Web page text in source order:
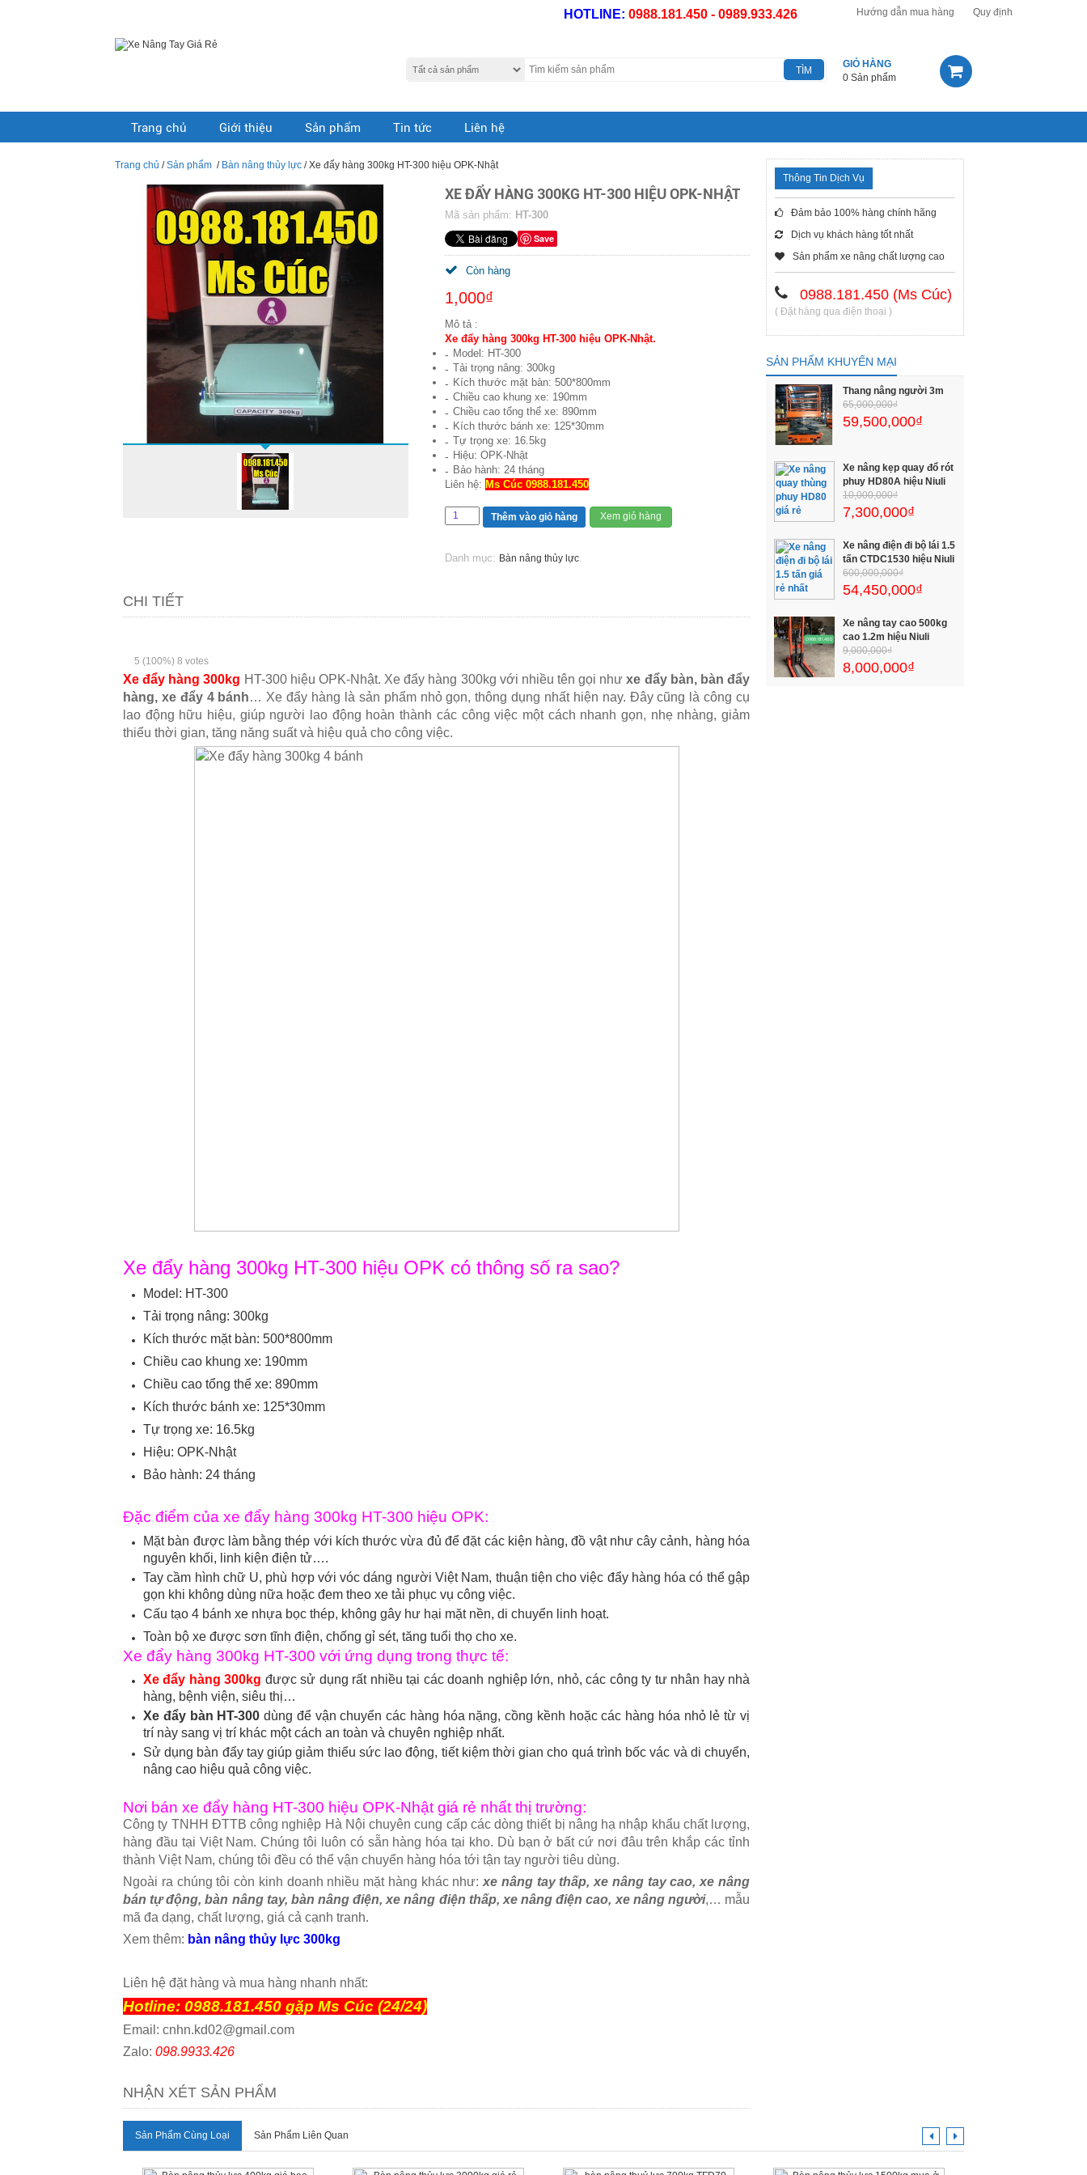
HOTLINE: 0988.181.450 - 0989.933.426 Hướng dẫn mua hàng Quy định
GIỎ HÀNG
0 Sản phẩm
Trang chủ Giới thiệu Sản phẩm Tin tức Liên hệ
Trang chủ /Sản phẩm / Bàn nâng thủy lực / Xe đẩy hàng 300kg HT-300 hiệu OPK-Nhật
XE ĐẨY HÀNG 300KG HT-300 HIỆU OPK-NHẬT
Mã sản phẩm: HT-300
Save
Còn hàng
1,000₫
Mô tả :
Xe đẩy hàng 300kg HT-300 hiệu OPK-Nhật.
Model: HT-300
Tải trọng nâng: 300kg
Kích thước mặt bàn: 500*800mm
Chiều cao khung xe: 190mm
Chiều cao tổng thể xe: 890mm
Kích thước bánh xe: 125*30mm
Tự trọng xe: 16.5kg
Hiệu: OPK-Nhật
Bảo hành: 24 tháng
Liên hệ: Ms Cúc 0988.181.450
Thêm vào giỏ hàng Xem giỏ hàng
Danh mục: Bàn nâng thủy lực.
CHI TIẾT
5 (100%) 8 votes
Xe đẩy hàng 300kg HT-300 hiệu OPK-Nhật. Xe đẩy hàng 300kg với nhiều tên gọi nhưxe đẩy bàn, bàn đẩy
hàng, xe đẩy 4 bánh… Xe đẩy hàng là sản phẩm nhỏ gọn, thông dụng nhất hiện nay. Đây cũng là công cụ
lao động hữu hiệu, giúp người lao động hoàn thành các công việc một cách nhanh gọn, nhẹ nhàng, giảm
thiểu thời gian, tăng năng suất và hiệu quả cho công việc.
Xe đẩy hàng 300kg HT-300 hiệu OPK có thông số ra sao?
Model: HT-300
Tải trọng nâng: 300kg
Kích thước mặt bàn: 500*800mm
Chiều cao khung xe: 190mm
Chiều cao tổng thể xe: 890mm
Kích thước bánh xe: 125*30mm
Tự trọng xe: 16.5kg
Hiệu: OPK-Nhật
Bảo hành: 24 tháng
Đặc điểm của xe đẩy hàng 300kg HT-300 hiệu OPK:
Mặt bàn được làm bằng thép với kích thước vừa đủ để đặt các kiện hàng, đồ vật như cây cảnh, hàng hóa
nguyên khối, linh kiện điện tử….
Tay cầm hình chữ U, phù hợp với vóc dáng người Việt Nam, thuận tiện cho việc đẩy hàng hóa có thể gập
gọn khi không dùng nữa hoặc đem theo xe tải phục vụ công việc.
Cấu tạo 4 bánh xe nhựa bọc thép, không gây hư hại mặt nền, di chuyển linh hoạt.
Toàn bộ xe được sơn tĩnh điện, chống gỉ sét, tăng tuổi thọ cho xe.
Xe đẩy hàng 300kg HT-300 với ứng dụng trong thực tế:
Xe đẩy hàng 300kg được sử dụng rất nhiều tại các doanh nghiệp lớn, nhỏ, các công ty tư nhân hay nhà
hàng, bệnh viện, siêu thị…
Xe đẩy bàn HT-300 dùng để vận chuyển các hàng hóa nặng, cồng kềnh hoặc các hàng hóa nhỏ lẻ từ vị
trí này sang vị trí khác một cách an toàn và chuyên nghiệp nhất.
Sử dụng bàn đẩy tay giúp giảm thiểu sức lao động, tiết kiệm thời gian cho quá trình bốc vác và di chuyển,
nâng cao hiệu quả công việc.
Nơi bán xe đẩy hàng HT-300 hiệu OPK-Nhật giá rẻ nhất thị trường:
Công ty TNHH ĐTTB công nghiệp Hà Nội chuyên cung cấp các dòng thiết bị nâng hạ nhập khẩu chất lượng,
hàng đầu tại Việt Nam. Chúng tôi luôn có sẵn hàng hóa tại kho. Dù bạn ở bất cứ nơi đâu trên khắp các tỉnh
thành Việt Nam, chúng tôi đều có thể vận chuyển hàng hóa tới tận tay người tiêu dùng.
Ngoài ra chúng tôi còn kinh doanh nhiều mặt hàng khác như:xe nâng tay thấp, xe nâng tay cao, xe nâng
bán tự động, bàn nâng tay, bàn nâng điện, xe nâng điện thấp, xe nâng điện cao, xe nâng người,… mẫu
mã đa dạng, chất lượng, giá cả cạnh tranh.
Xem thêm: bàn nâng thủy lực 300kg
Liên hệ đặt hàng và mua hàng nhanh nhất:
Hotline: 0988.181.450 gặp Ms Cúc (24/24)
Email: cnhn.kd02@gmail.com
Zalo: 098.9933.426
NHẬN XÉT SẢN PHẨM
Thông Tin Dịch Vụ
Đảm bảo 100% hàng chính hãng
Dịch vụ khách hàng tốt nhất
Sản phẩm xe nâng chất lượng cao
0988.181.450 (Ms Cúc)
( Đặt hàng qua điện thoại )
SẢN PHẨM KHUYẾN MẠI
Thang nâng người 3m
65,000,000₫
59,500,000₫
Xe nâng kẹp quay đổ rót
phuy HD80A hiệu Niuli
10,000,000₫
7,300,000₫
Xe nâng điện đi bộ lái 1.5
tấn CTDC1530 hiệu Niuli
600,000,000₫
54,450,000₫
Xe nâng tay cao 500kg
cao 1.2m hiệu Niuli
9,000,000₫
8,000,000₫
Sản Phẩm Cùng Loại Sản Phẩm Liên Quan